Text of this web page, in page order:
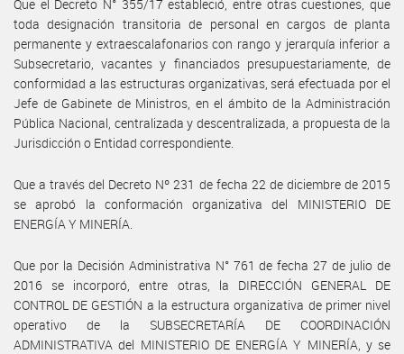
Que el Decreto N° 355/17 estableció, entre otras cuestiones, que
toda designación transitoria de personal en cargos de planta
permanente y extraescalafonarios con rango y jerarquía inferior a
Subsecretario, vacantes y financiados presupuestariamente, de
conformidad a las estructuras organizativas, será efectuada por el
Jefe de Gabinete de Ministros, en el ámbito de la Administración
Pública Nacional, centralizada y descentralizada, a propuesta de la
Jurisdicción o Entidad correspondiente.
Que a través del Decreto Nº 231 de fecha 22 de diciembre de 2015
se aprobó la conformación organizativa del MINISTERIO DE
ENERGÍA Y MINERÍA.
Que por la Decisión Administrativa N° 761 de fecha 27 de julio de
2016 se incorporó, entre otras, la DIRECCIÓN GENERAL DE
CONTROL DE GESTIÓN a la estructura organizativa de primer nivel
operativo de la SUBSECRETARÍA DE COORDINACIÓN
ADMINISTRATIVA del MINISTERIO DE ENERGÍA Y MINERÍA, y se